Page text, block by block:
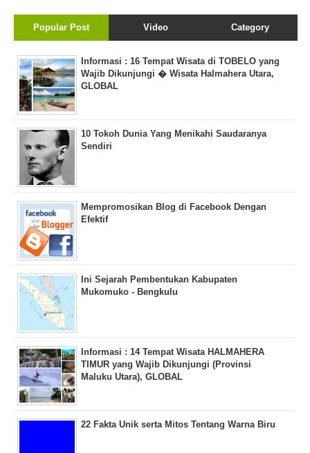
Popular Post Video Category
Informasi : 16 Tempat Wisata di TOBELO yang
Wajib Dikunjungi � Wisata Halmahera Utara,
GLOBAL
10 Tokoh Dunia Yang Menikahi Saudaranya
Sendiri
Mempromosikan Blog di Facebook Dengan
Efektif
Ini Sejarah Pembentukan Kabupaten
Mukomuko - Bengkulu
Informasi : 14 Tempat Wisata HALMAHERA
TIMUR yang Wajib Dikunjungi (Provinsi
Maluku Utara), GLOBAL
22 Fakta Unik serta Mitos Tentang Warna Biru